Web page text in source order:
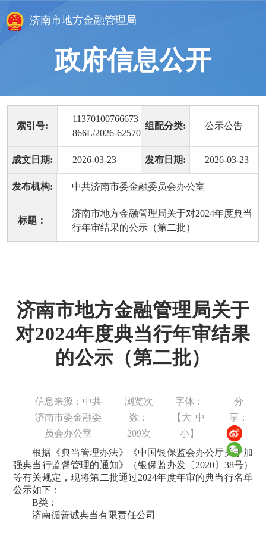
济南市地方金融管理局
政府信息公开
索引号:
11370100766673
866L/2026-62570
组配分类: 公示公告
成文日期: 2026-03-23 发布日期: 2026-03-23
发布机构: 中共济南市委金融委员会办公室
标题：
济南市地方金融管理局关于对2024年度典当
行年审结果的公示（第二批）
济南市地方金融管理局关于
对2024年度典当行年审结果
的公示（第二批）
信息来源：中共
济南市委金融委
员会办公室
浏览次
数：
209次
字体：
【 大 中
小】
分
享：
根据《典当管理办法》《中国银保监会办公厅关于加
强典当行监督管理的通知》（银保监办发〔2020〕38号）
等有关规定，现将第二批通过2024年度年审的典当行名单
公示如下：
B类：
济南循善诚典当有限责任公司